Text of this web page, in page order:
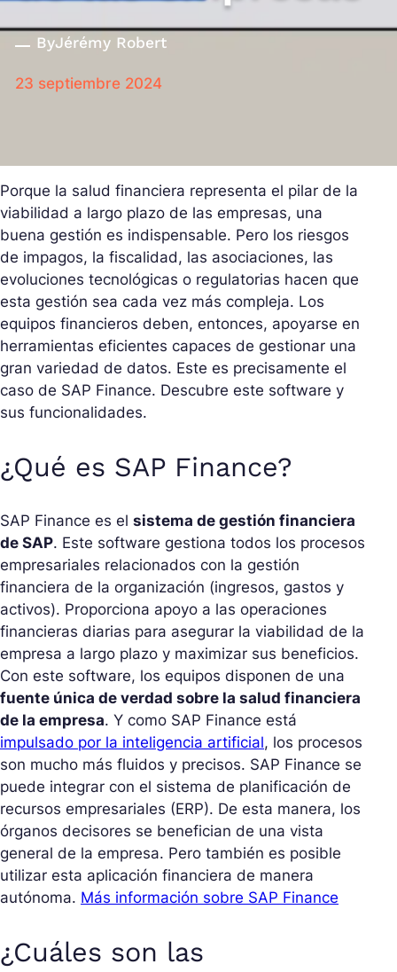
ByJérémy Robert
23 septiembre 2024
Porque la salud financiera representa el pilar de la
viabilidad a largo plazo de las empresas, una
buena gestión es indispensable. Pero los riesgos
de impagos, la fiscalidad, las asociaciones, las
evoluciones tecnológicas o regulatorias hacen que
esta gestión sea cada vez más compleja. Los
equipos financieros deben, entonces, apoyarse en
herramientas eficientes capaces de gestionar una
gran variedad de datos. Este es precisamente el
caso de SAP Finance. Descubre este software y
sus funcionalidades.
¿Qué es SAP Finance?
SAP Finance es el sistema de gestión financiera
de SAP. Este software gestiona todos los procesos
empresariales relacionados con la gestión
financiera de la organización (ingresos, gastos y
activos). Proporciona apoyo a las operaciones
financieras diarias para asegurar la viabilidad de la
empresa a largo plazo y maximizar sus beneficios.
Con este software, los equipos disponen de una
fuente única de verdad sobre la salud financiera
de la empresa. Y como SAP Finance está
impulsado por la inteligencia artificial, los procesos
son mucho más fluidos y precisos. SAP Finance se
puede integrar con el sistema de planificación de
recursos empresariales (ERP). De esta manera, los
órganos decisores se benefician de una vista
general de la empresa. Pero también es posible
utilizar esta aplicación financiera de manera
autónoma. Más información sobre SAP Finance
¿Cuáles son las